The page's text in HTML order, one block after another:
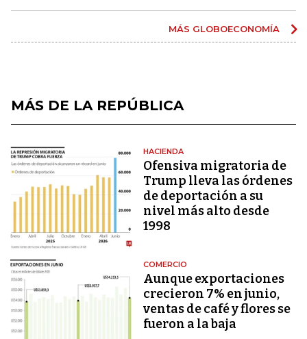
MÁS GLOBOECONOMÍA
MÁS DE LA REPÚBLICA
HACIENDA
Ofensiva migratoria de
Trump lleva las órdenes
de deportación a su
nivel más alto desde
1998
COMERCIO
Aunque exportaciones
crecieron 7% en junio,
ventas de café y flores se
fueron a la baja